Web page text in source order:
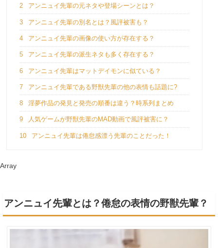
2 アンニュイ先輩の元ネタや登場シーンとは？
3 アンニュイ先輩の別名とは？風評被害も？
4 アンニュイ先輩の画像の使い方が存在する？
5 アンニュイ先輩の派生ネタも多く存在する？
6 アンニュイ先輩はマットデイモンに似ている？
7 アンニュイ先輩である野獣先輩の他の表情も話題に?
8 淫夢作品の発見と発売の順番は違う？時系列まとめ
9 人気ゲームが野獣先輩のMAD動画で風評被害に？
10 アンニュイ先輩は倦怠感漂う先輩のことだった！
Array
アンニュイ先輩とは？倦怠の表情の野獣先輩？